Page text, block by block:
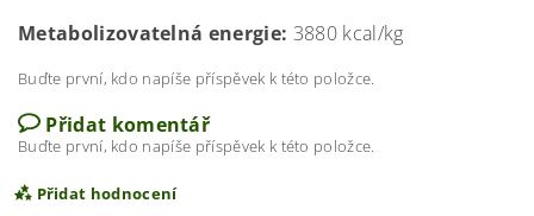
Metabolizovatelná energie: 3880 kcal/kg
Buďte první, kdo napíše příspěvek k této položce.
Přidat komentář
Buďte první, kdo napíše příspěvek k této položce.
Přidat hodnocení